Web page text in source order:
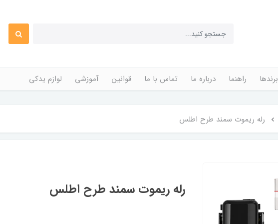
برندها راهنما درباره ما تماس با ما قوانین آموزشی لوازم یدکی
رله ریموت سمند طرح اطلس
رله ریموت سمند طرح اطلس